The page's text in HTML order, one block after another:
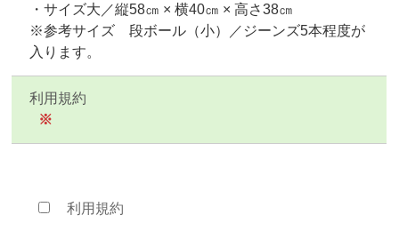
・サイズ大／縦58㎝ × 横40㎝ × 高さ38㎝
※参考サイズ 段ボール（小）／ジーンズ5本程度が
入ります。
利用規約
※
利用規約